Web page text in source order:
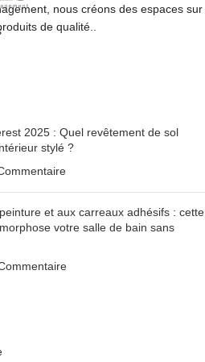
nous créons des espaces sur
de qualité..
2025 : Quel revêtement de sol
stylé ?
et aux carreaux adhésifs : cette
votre salle de bain sans